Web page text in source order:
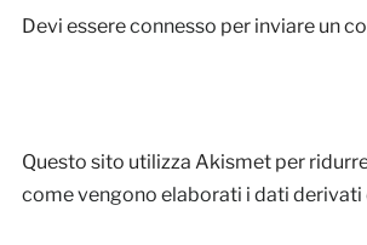
Devi essereconnesso per inviare un
Questo sito utilizza Akismet per
come vengono elaborati i dati